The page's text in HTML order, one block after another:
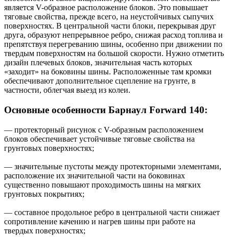
является V-образное расположение блоков. Это повышает
тяговые свойства, прежде всего, на неустойчивых сыпучих
поверхностях. В центральной части блоки, перекрывая друг
друга, образуют непрерывное ребро, снижая расход топлива и
препятствуя перегреванию шины, особенно при движении по
твердым поверхностям на большой скорости. Нужно отметить
дизайн плечевых блоков, значительная часть которых
«заходит» на боковины шины. Расположенные там кромки
обеспечивают дополнительное сцепление на грунте, в
частности, облегчая выезд из колеи.
Основные особенности Барнаул Forward 140:
— протекторный рисунок с V-образным расположением
блоков обеспечивает устойчивые тяговые свойства на
грунтовых поверхностях;
— значительные пустоты между протекторными элементами,
расположение их значительной части на боковинах
существенно повышают проходимость шины на мягких
грунтовых покрытиях;
— составное продольное ребро в центральной части снижает
сопротивление качению и нагрев шины при работе на
твердых поверхностях;